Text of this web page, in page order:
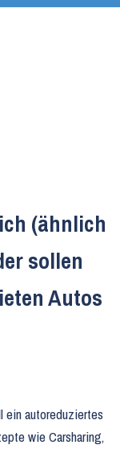
(ähnlich
sollen
Autos
ein autoreduziertes
wie Carsharing,